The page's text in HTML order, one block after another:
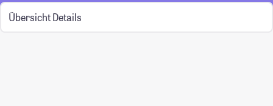
Übersicht Details